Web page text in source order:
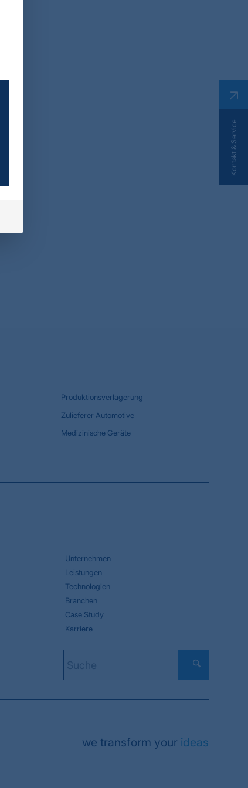
Produktionsverlagerung
Zulieferer Automotive
Medizinische Geräte
Unternehmen
Leistungen
Technologien
Branchen
Case Study
Karriere
we transform your ideas
Kontakt & Service